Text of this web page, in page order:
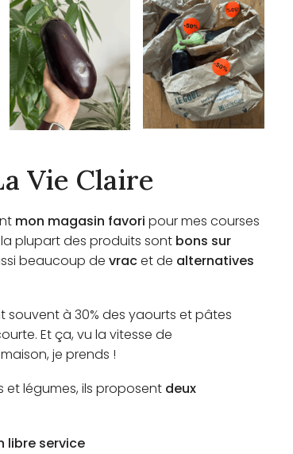
Vie Claire
mon magasin favori pour mes courses
plupart des produits sont bons sur
beaucoup de vracet de alternatives
souvent à 30% des yaourts et pâtes
Et ça, vu la vitesse de
je prends !
et légumes, ils proposent deux
libre service